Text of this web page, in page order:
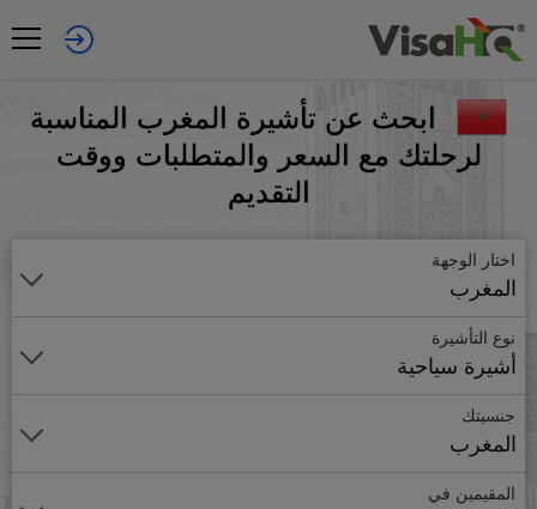
ابحث عن تأشيرة المغرب المناسبة
لرحلتك مع السعر والمتطلبات ووقت
التقديم
اختار الوجهة
المغرب
نوع التأشيرة
أشيرة سياحية
جنسيتك
المغرب
المقيمين في